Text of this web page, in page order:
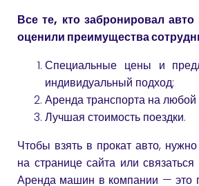
Все те, кто забронировал
оценили преимущества
Специальные цены и
индивидуальный подход;
Аренда транспорта на любой
Лучшая стоимость поездки.
Чтобы взять в прокат авто,
на странице сайта или связаться
Аренда машин в компании — это